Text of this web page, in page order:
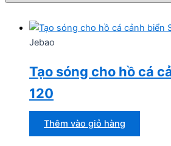
Jebao
Tạo sóng cho hồ cá
120
Thêm vào giỏ hàng